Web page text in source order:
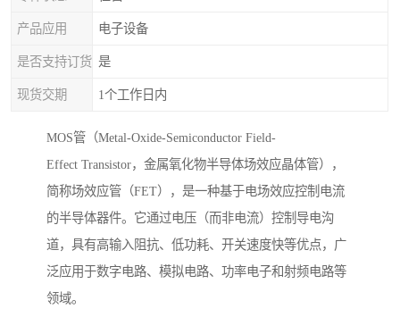
产品应用 电子设备
是否支持订货 是
现货交期 1个工作日内
MOS管（Metal-Oxide-Semiconductor Field-
Effect Transistor，金属氧化物半导体场效应晶体管），
简称场效应管（FET），是一种基于电场效应控制电流
的半导体器件。它通过电压（而非电流）控制导电沟
道，具有高输入阻抗、低功耗、开关速度快等优点，广
泛应用于数字电路、模拟电路、功率电子和射频电路等
领域。